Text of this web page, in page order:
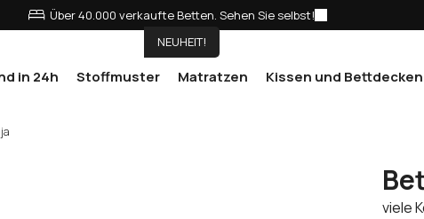
Über 40.000 verkaufte Betten. Sehen Sie selbst!
in 24h Stoffmuster Matratzen Kissen und Bettdecken
viele
NEUHEIT!